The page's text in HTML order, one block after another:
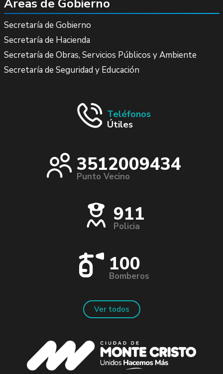
Áreas de Gobierno
Secretaría de Gobierno
Secretaría de Hacienda
Secretaría de Obras, Servicios Públicos y Ambiente
Secretaría de Seguridad y Educación
Teléfonos
Útiles
3512009434
Punto Vecino
911
Policia
100
Bomberos
Ver todos